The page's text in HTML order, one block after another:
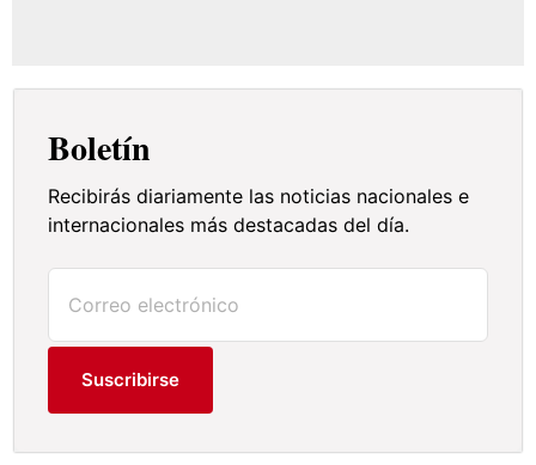
Boletín
Recibirás diariamente las noticias nacionales e
internacionales más destacadas del día.
Suscribirse